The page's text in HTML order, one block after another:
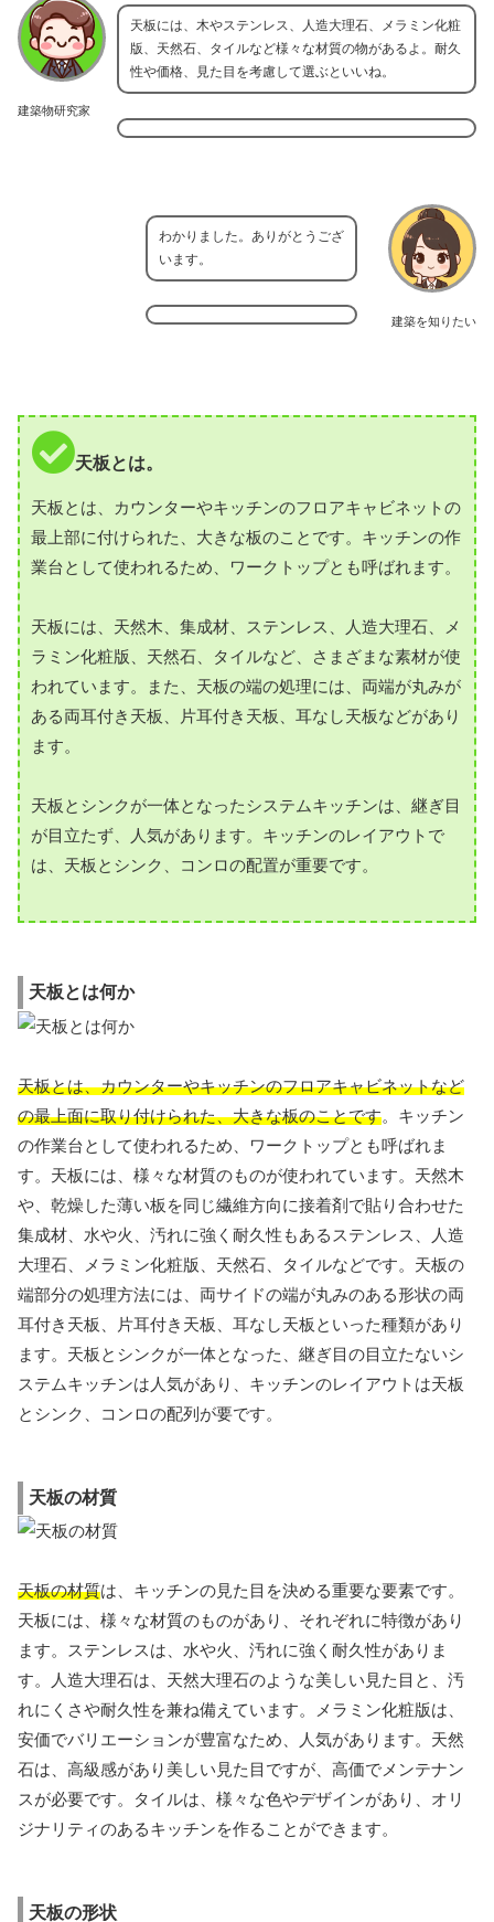
建築物研究家
天板には、木やステンレス、人造大理石、メラミン化粧
版、天然石、タイルなど様々な材質の物があるよ。耐久
性や価格、見た目を考慮して選ぶといいね。
建築を知りたい
わかりました。ありがとうござ
います。
天板とは。
天板とは、カウンターやキッチンのフロアキャビネットの
最上部に付けられた、大きな板のことです。キッチンの作
業台として使われるため、ワークトップとも呼ばれます。
天板には、天然木、集成材、ステンレス、人造大理石、メ
ラミン化粧版、天然石、タイルなど、さまざまな素材が使
われています。また、天板の端の処理には、両端が丸みが
ある両耳付き天板、片耳付き天板、耳なし天板などがあり
ます。
天板とシンクが一体となったシステムキッチンは、継ぎ目
が目立たず、人気があります。キッチンのレイアウトで
は、天板とシンク、コンロの配置が重要です。
天板とは何か
天板とは、カウンターやキッチンのフロアキャビネットなど
の最上面に取り付けられた、大きな板のことです。キッチン
の作業台として使われるため、ワークトップとも呼ばれま
す。天板には、様々な材質のものが使われています。天然木
や、乾燥した薄い板を同じ繊維方向に接着剤で貼り合わせた
集成材、水や火、汚れに強く耐久性もあるステンレス、人造
大理石、メラミン化粧版、天然石、タイルなどです。天板の
端部分の処理方法には、両サイドの端が丸みのある形状の両
耳付き天板、片耳付き天板、耳なし天板といった種類があり
ます。天板とシンクが一体となった、継ぎ目の目立たないシ
ステムキッチンは人気があり、キッチンのレイアウトは天板
とシンク、コンロの配列が要です。
天板の材質
天板の材質は、キッチンの見た目を決める重要な要素です。
天板には、様々な材質のものがあり、それぞれに特徴があり
ます。ステンレスは、水や火、汚れに強く耐久性がありま
す。人造大理石は、天然大理石のような美しい見た目と、汚
れにくさや耐久性を兼ね備えています。メラミン化粧版は、
安価でバリエーションが豊富なため、人気があります。天然
石は、高級感があり美しい見た目ですが、高価でメンテナン
スが必要です。タイルは、様々な色やデザインがあり、オリ
ジナリティのあるキッチンを作ることができます。
天板の形状